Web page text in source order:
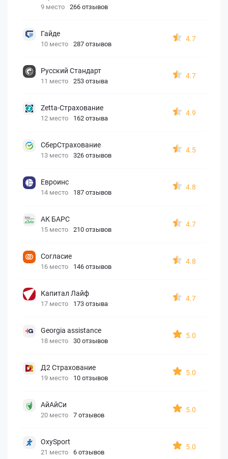
9 место 266 отзывов
Гайде
10 место 287 отзывов
4.7
Русский Стандарт
11 место 253 отзыва
4.7
Zetta-Страхование
12 место 162 отзыва
4.9
СберСтрахование
13 место 326 отзывов
4.5
Евроинс
14 место 187 отзывов
4.8
АК БАРС
15 место 210 отзывов
4.7
Согласие
16 место 146 отзывов
4.8
Капитал Лайф
17 место 173 отзыва
4.7
Georgia assistance
18 место 30 отзывов
5.0
Д2 Страхование
19 место 10 отзывов
5.0
АйАйСи
20 место 7 отзывов
5.0
OxySport
21 место 6 отзывов
5.0